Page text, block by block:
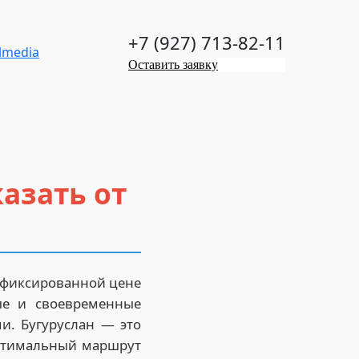
+7 (927) 713-82-11
Оставить заявку
от
цене
и своевременные
Бугуруслан — это
маршрут